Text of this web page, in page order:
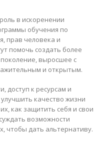
в искоренении
обучения по
прав человека и
помочь создать более
выросшее с
и открытым.
доступ к ресурсам и
качество жизни
как защитить себя и свои
возможности
чтобы дать альтернативу.